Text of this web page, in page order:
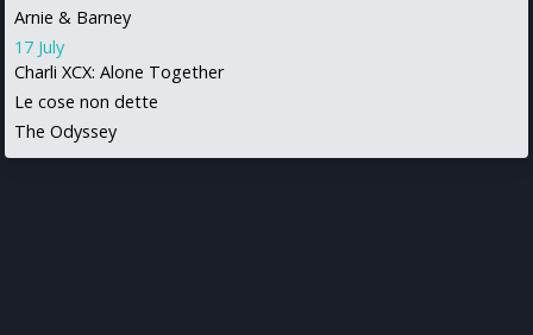
Arnie & Barney
17 July
Charli XCX: Alone Together
Le cose non dette
The Odyssey